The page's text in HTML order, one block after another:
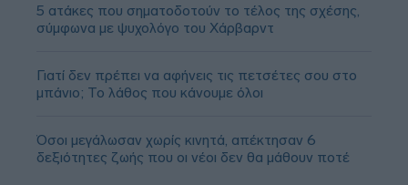
5 ατάκες που σηματοδοτούν το τέλος της σχέσης,
σύμφωνα με ψυχολόγο του Χάρβαρντ
Γιατί δεν πρέπει να αφήνεις τις πετσέτες σου στο
μπάνιο; Το λάθος που κάνουμε όλοι
Όσοι μεγάλωσαν χωρίς κινητά, απέκτησαν 6
δεξιότητες ζωής που οι νέοι δεν θα μάθουν ποτέ